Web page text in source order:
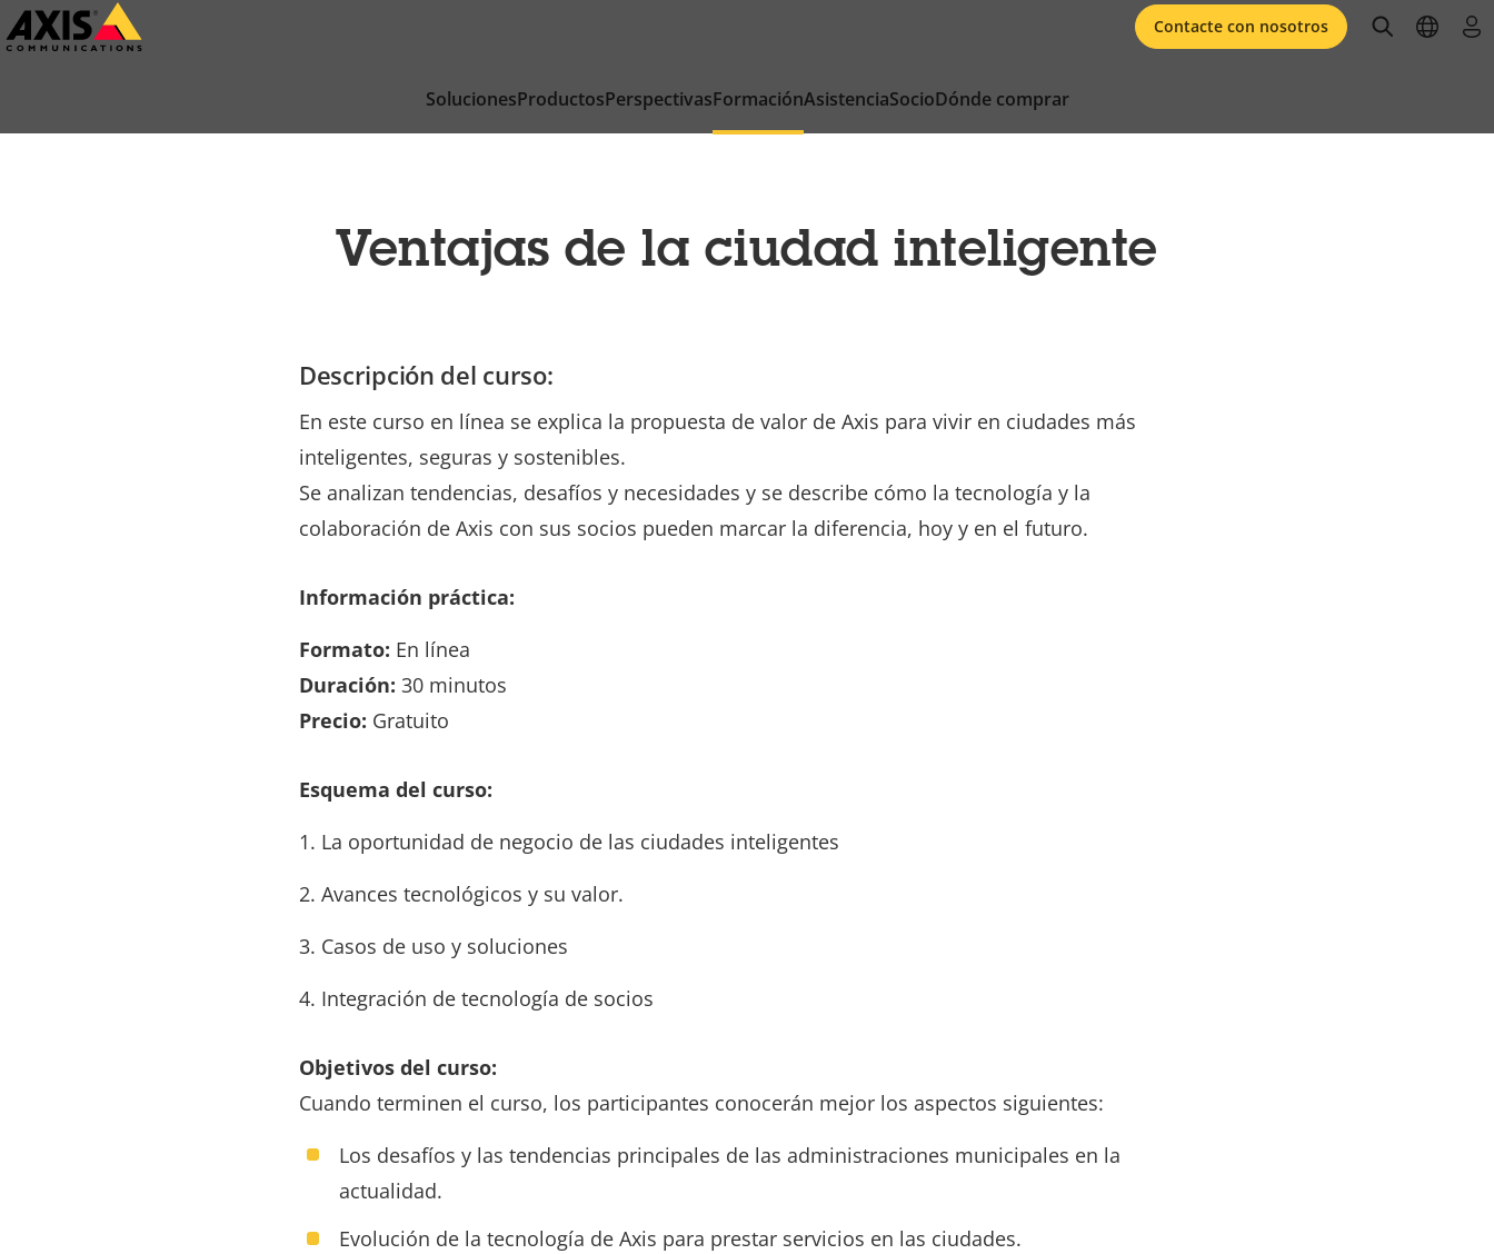
Saltar
al
SolucionesProductosPerspectivasFormaciónAsistenciaSocioDónde comprar
Contacte con nosotros openopen
Ventajas de la ciudad inteligente
Descripción del curso:
En este curso en línea se explica la propuesta de valor de Axis para vivir en ciudades más
inteligentes, seguras y sostenibles.
Se analizan tendencias, desafíos y necesidades y se describe cómo la tecnología y la
colaboración de Axis con sus socios pueden marcar la diferencia, hoy y en el futuro.
Información práctica:
Formato: En línea
Duración: 30 minutos
Precio: Gratuito
Esquema del curso:
1. La oportunidad de negocio de las ciudades inteligentes
2. Avances tecnológicos y su valor.
3. Casos de uso y soluciones
4. Integración de tecnología de socios
Objetivos del curso:
Cuando terminen el curso, los participantes conocerán mejor los aspectos siguientes:
Los desafíos y las tendencias principales de las administraciones municipales en la
actualidad.
Evolución de la tecnología de Axis para prestar servicios en las ciudades.